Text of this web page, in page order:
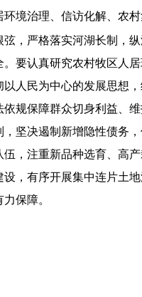
境治理、信访化解、农
，严格落实河湖长制，
要认真研究农村牧区人
人民为中心的发展思想
规保障群众切身利益、
坚决遏制新增隐性债务
，注重新品种选育、高
，有序开展集中连片土
保障。